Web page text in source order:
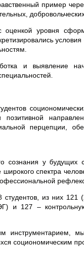
пример
уровня
и выявление
перцепции,
сознания у
спектра
из них 121
и 127 –
инструментарием,
социономическим